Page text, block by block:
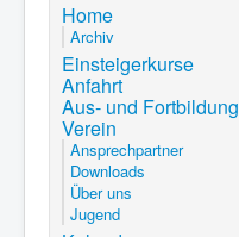
Home
Archiv
Einsteigerkurse
Anfahrt
Aus- und Fortbildung
Verein
Ansprechpartner
Downloads
Über uns
Jugend